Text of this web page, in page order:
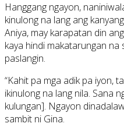
Hanggang ngayon,
kinulong na lang ang
Aniya, may karapatan din
kaya hindi makatarungan
paslangin.
“Kahit pa mga adik pa iyon,
ikinulong na lang nila. Sana
kulungan]. Ngayon
sambit ni Gina.